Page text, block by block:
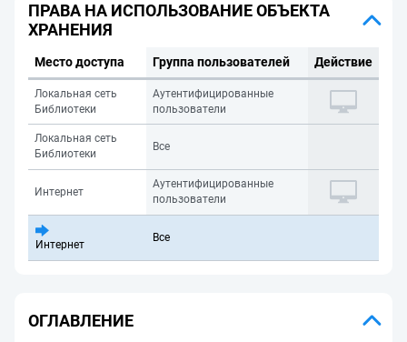
ПРАВА НА ИСПОЛЬЗОВАНИЕ ОБЪЕКТА
ХРАНЕНИЯ
Место доступа Группа пользователей Действие
Локальная сеть
Библиотеки
Аутентифицированные
пользователи
Локальная сеть
Библиотеки
Все
Интернет
Аутентифицированные
пользователи
Интернет
Все
ОГЛАВЛЕНИЕ